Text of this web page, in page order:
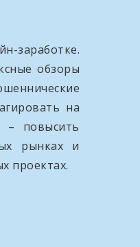
заработке.
обзоры
на
– повысить
рынках и
проектах.